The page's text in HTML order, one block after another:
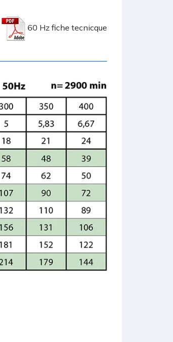
60 Hz fiche tecnicque